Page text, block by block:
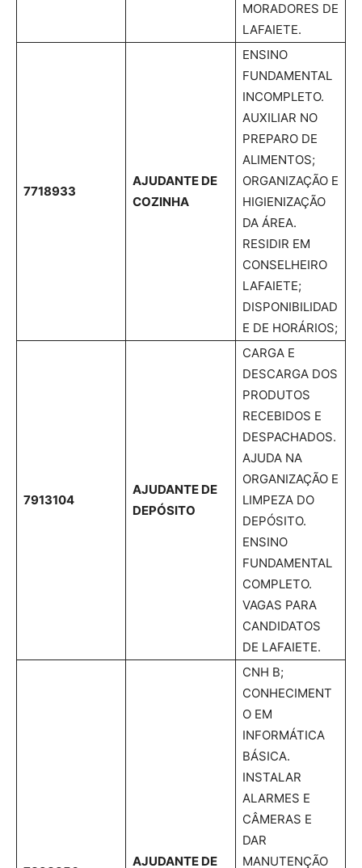
MORADORES DE
LAFAIETE.
7718933
AJUDANTE DE
COZINHA
ENSINO
FUNDAMENTAL
INCOMPLETO.
AUXILIAR NO
PREPARO DE
ALIMENTOS;
ORGANIZAÇÃO E
HIGIENIZAÇÃO
DA ÁREA.
RESIDIR EM
CONSELHEIRO
LAFAIETE;
DISPONIBILIDAD
E DE HORÁRIOS;
7913104
AJUDANTE DE
DEPÓSITO
CARGA E
DESCARGA DOS
PRODUTOS
RECEBIDOS E
DESPACHADOS.
AJUDA NA
ORGANIZAÇÃO E
LIMPEZA DO
DEPÓSITO.
ENSINO
FUNDAMENTAL
COMPLETO.
VAGAS PARA
CANDIDATOS
DE LAFAIETE.
AJUDANTE DE
CNH B;
CONHECIMENT
O EM
INFORMÁTICA
BÁSICA.
INSTALAR
ALARMES E
CÂMERAS E
DAR
MANUTENÇÃO